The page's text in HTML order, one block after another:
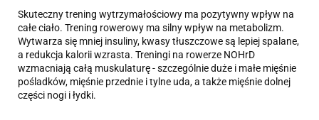
Skuteczny trening wytrzymałościowy ma pozytywny wpływ na
całe ciało. Trening rowerowy ma silny wpływ na metabolizm.
Wytwarza się mniej insuliny, kwasy tłuszczowe są lepiej spalane,
a redukcja kalorii wzrasta. Treningi na rowerze NOHrD
wzmacniają całą muskulaturę - szczególnie duże i małe mięśnie
pośladków, mięśnie przednie i tylne uda, a także mięśnie dolnej
części nogi i łydki.